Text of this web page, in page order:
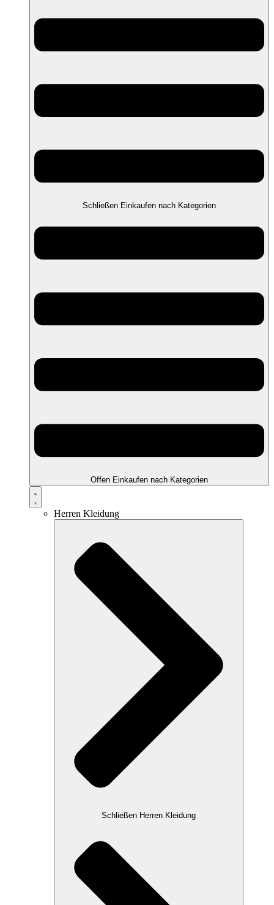
Schließen Einkaufen nach Kategorien
Offen Einkaufen nach Kategorien
Herren Kleidung
Schließen Herren Kleidung